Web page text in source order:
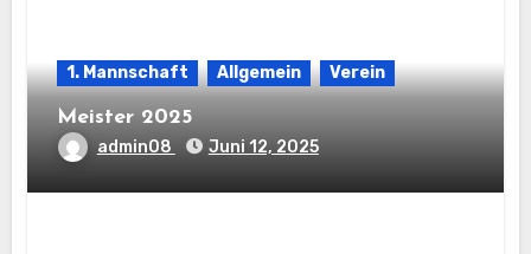
1. Mannschaft Allgemein Verein
Meister 2025
admin08 Juni 12, 2025